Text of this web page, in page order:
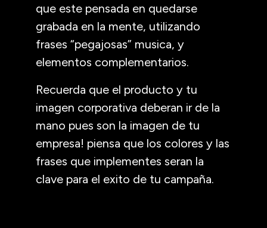
que este pensada en quedarse
grabada en la mente, utilizando
frases “pegajosas” musica, y
elementos complementarios.
Recuerda que el producto y tu
imagen corporativa deberan ir de la
mano pues son la imagen de tu
empresa! piensa que los colores y las
frases que implementes seran la
clave para el exito de tu campaña.